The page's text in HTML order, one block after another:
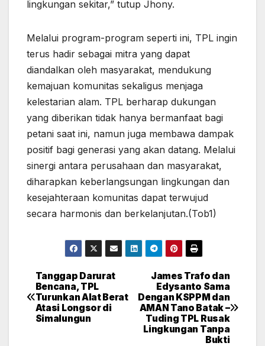
lingkungan sekitar,” tutup Jhony.
Melalui program-program seperti ini, TPL ingin
terus hadir sebagai mitra yang dapat
diandalkan oleh masyarakat, mendukung
kemajuan komunitas sekaligus menjaga
kelestarian alam. TPL berharap dukungan
yang diberikan tidak hanya bermanfaat bagi
petani saat ini, namun juga membawa dampak
positif bagi generasi yang akan datang. Melalui
sinergi antara perusahaan dan masyarakat,
diharapkan keberlangsungan lingkungan dan
kesejahteraan komunitas dapat terwujud
secara harmonis dan berkelanjutan.(Tob1)
Post
navigation
James Trafo dan
Edysanto Sama
Dengan KSPPM dan
AMAN Tano Batak –
Tuding TPL Rusak
Lingkungan Tanpa
Bukti
Tanggap Darurat
Bencana, TPL
Turunkan Alat Berat
Atasi Longsor di
Simalungun